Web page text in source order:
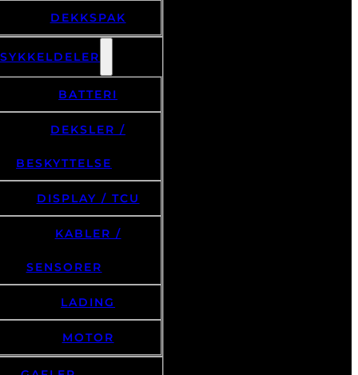
DEKKSPAK
BATTERI
DEKSLER /
BESKYTTELSE
DISPLAY / TCU
KABLER /
SENSORER
LADING
MOTOR